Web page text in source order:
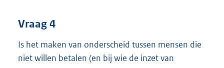
Vraag 4
Is het maken van onderscheid tussen mensen die
niet willen betalen (en bij wie de inzet van